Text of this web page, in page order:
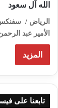
الله آل سعود
الرياض / سفنكس
الأمير عبد
المزيد
تابعنا على